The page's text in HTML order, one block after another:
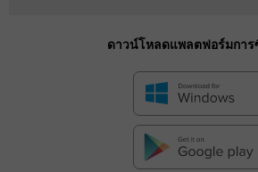
ดาวน์โหลดแพลตฟอร์มการ